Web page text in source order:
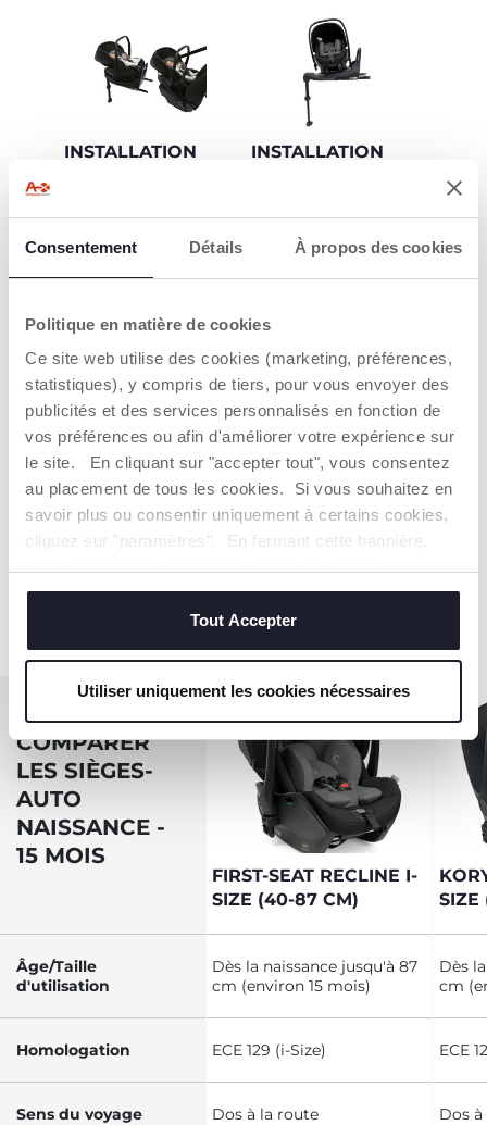
Consentement Détails À propos des cookies
Politique en matière de cookies
Ce site web utilise des cookies (marketing, préférences,
statistiques), y compris de tiers, pour vous envoyer des
publicités et des services personnalisés en fonction de
vos préférences ou afin d'améliorer votre expérience sur
le site. En cliquant sur "accepter tout", vous consentez
au placement de tous les cookies. Si vous souhaitez en
savoir plus ou consentir uniquement à certains cookies,
cliquez sur "paramètres". En fermant cette bannière,
techniques, qui sont essentiels au service demandé.
Tout Accepter
Utiliser uniquement les cookies nécessaires
INSTALLATION
selon 2 manières :
séparement) avec les
connecteurs Isofix et
la jambe de force.
- Avec la ceinture à 3
points de votre
véhicule.
INSTALLATION
Size (vendue
90° face aux parents,
rapidement et
facilement bébé. Le
système de sécurité
utilisation limite la
rotation à 180°,
garantissant ainsi la
obligatoire.
EN SAVOIR PLUS
COMPARER
LES SIÈGES-
AUTO
NAISSANCE -
15 MOIS
FIRST-SEAT RECLINE I-
SIZE (40-87 CM)
SIZE
Âge/Taille
d'utilisation
Dès la naissance jusqu'à 87
cm (environ 15 mois)
Dès
cm
Homologation ECE 129 (i-Size) ECE
Sens du voyage Dos à la route Dos